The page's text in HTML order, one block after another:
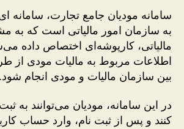
سامانه مودیان جامع تجارت، سامانه‌
به سازمان امور مالیاتی است که به
مالیاتی، کارپوشه‌ای اختصاص داده
اطلاعات مربوط به مالیات مودی از
بین سازمان مالیات و مودی انجام شود.
در این سامانه، مودیان می‌توانند به
کنند و پس از ثبت نام، وارد حساب